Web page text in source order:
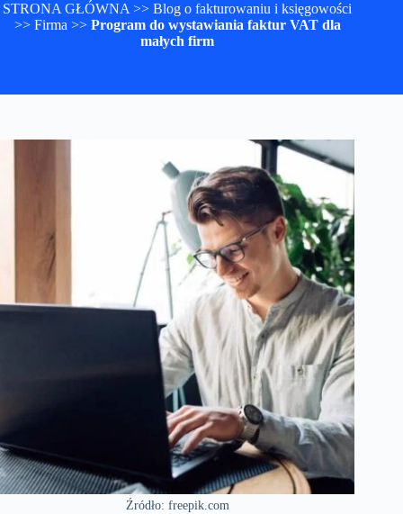
STRONA GŁÓWNA >>Blog o fakturowaniu i księgowości
>> Firma >> Program do wystawiania faktur VAT dla
małych firm
Źródło: freepik.com